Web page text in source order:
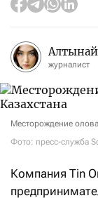
журналист
Месторождение
Фото: пресс-служба
Компания Tin